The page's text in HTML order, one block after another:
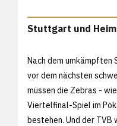
Stuttgart und
Nach dem umkämpften
vor dem nächsten
müssen die Zebras -
Viertelfinal-Spiel im
bestehen. Und der